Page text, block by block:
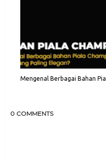
Mengenal Berbagai Bahan
0 COMMENTS